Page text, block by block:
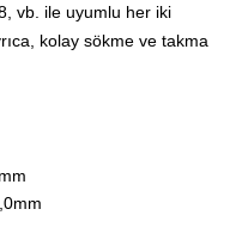
vb. ile uyumlu her iki
kolay sökme ve takma